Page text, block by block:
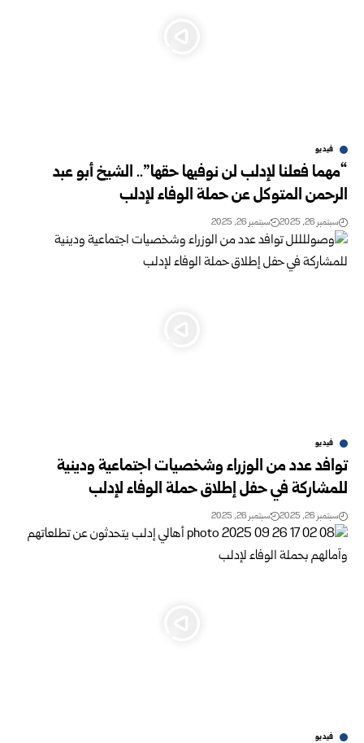
فيديو
“مهما فعلنا لإدلب لن نوفيها حقها”.. الشيخ أبو عبد
الرحمن المتوكل عن حملة الوفاء لإدلب
سبتمبر 26, 2025 سبتمبر 26, 2025
فيديو
توافد عدد من الوزراء وشخصيات اجتماعية ودينية
للمشاركة في حفل إطلاق حملة الوفاء لإدلب
سبتمبر 26, 2025 سبتمبر 26, 2025
فيديو